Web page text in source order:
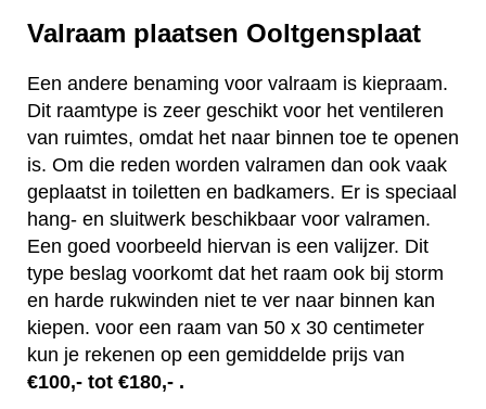
Valraam plaatsen Ooltgensplaat
Een andere benaming voor valraam is kiepraam.
Dit raamtype is zeer geschikt voor het ventileren
van ruimtes, omdat het naar binnen toe te openen
is. Om die reden worden valramen dan ook vaak
geplaatst in toiletten en badkamers. Er is speciaal
hang- en sluitwerk beschikbaar voor valramen.
Een goed voorbeeld hiervan is een valijzer. Dit
type beslag voorkomt dat het raam ook bij storm
en harde rukwinden niet te ver naar binnen kan
kiepen. voor een raam van 50 x 30 centimeter
kun je rekenen op een gemiddelde prijs van
€100,- tot €180,- .